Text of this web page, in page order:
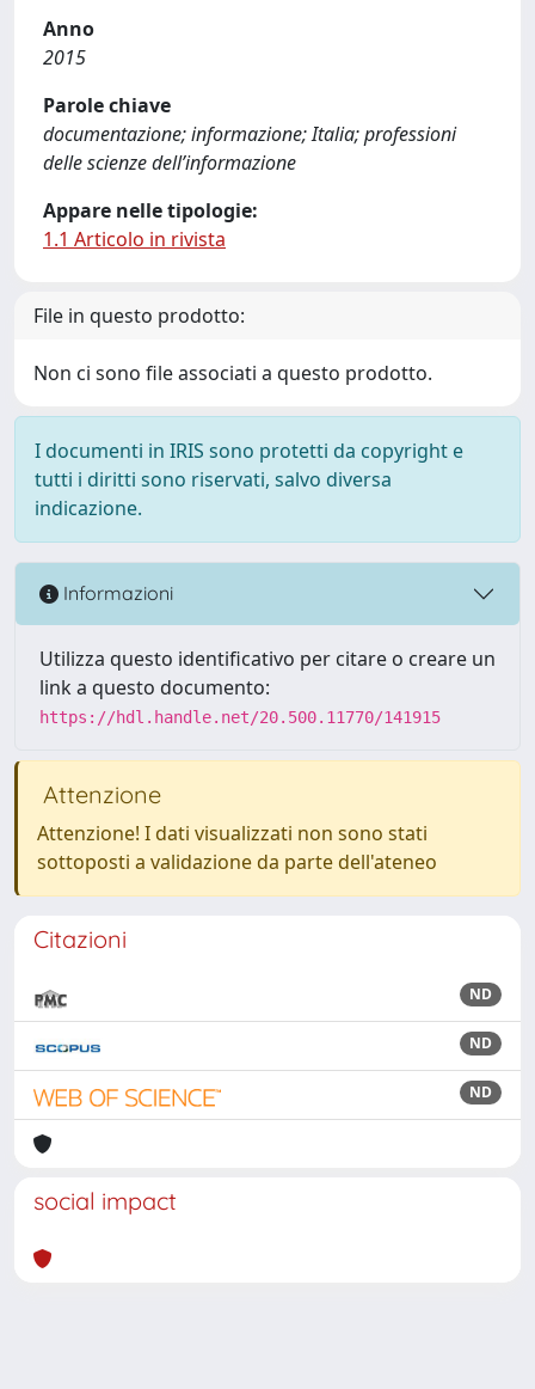
Anno
2015
Parole chiave
documentazione; informazione; Italia; professioni
delle scienze dell’informazione
Appare nelle tipologie:
1.1 Articolo in rivista
File in questo prodotto:
Non ci sono file associati a questo prodotto.
I documenti in IRIS sono protetti da copyright e
tutti i diritti sono riservati, salvo diversa
indicazione.
Informazioni
Utilizza questo identificativo per citare o creare un
link a questo documento:
https://hdl.handle.net/20.500.11770/141915
Attenzione
Attenzione! I dati visualizzati non sono stati
sottoposti a validazione da parte dell'ateneo
Citazioni
ND
ND
ND
social impact